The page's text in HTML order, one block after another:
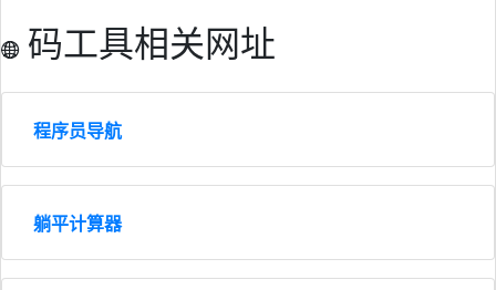
码工具相关网址